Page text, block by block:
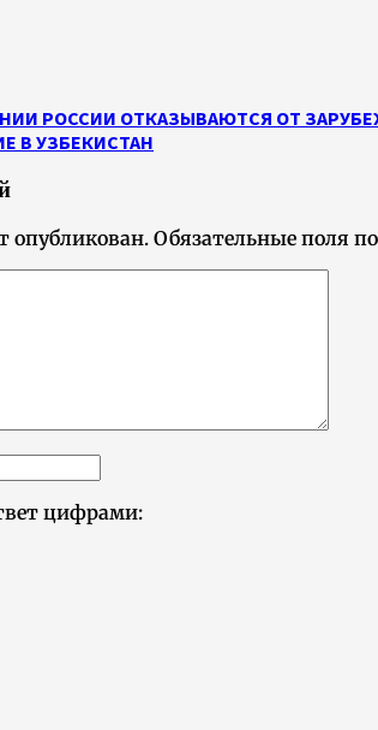
РОССИИ ОТКАЗЫВАЮТСЯ ОТ
В УЗБЕКИСТАН
опубликован. Обязательные поля
цифрами: